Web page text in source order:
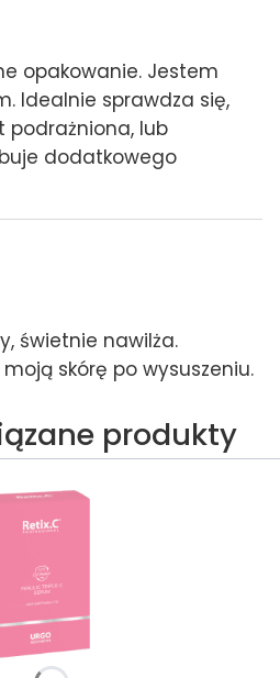
opakowanie. Jestem
Idealnie sprawdza się,
podrażniona, lub
dodatkowego
świetnie nawilża.
skórę po wysuszeniu.
produkty